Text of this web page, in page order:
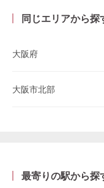
同じエリアから探
大阪府
大阪市北部
最寄りの駅から探